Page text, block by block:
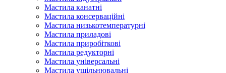
Мастила канатні
Мастила консерваційні
Мастила низькотемпературні
Мастила приладові
Мастила приробіткові
Мастила редукторні
Мастила універсальні
Мастила ущільнювальні